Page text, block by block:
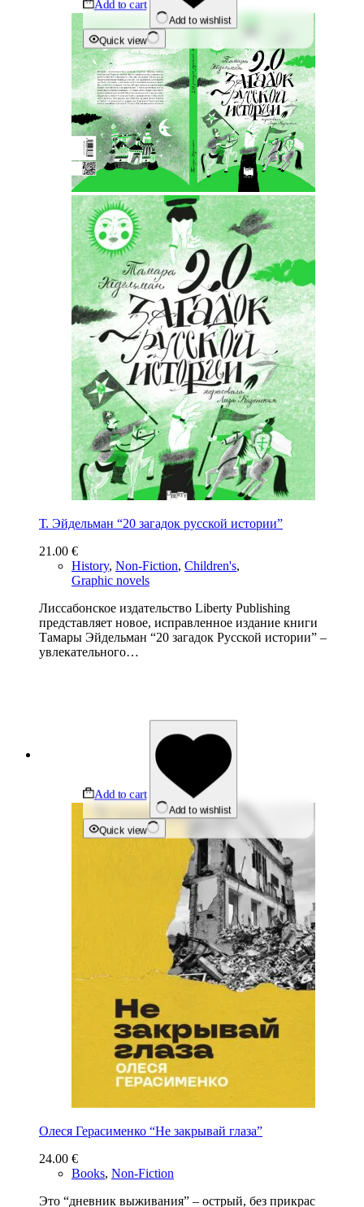
Add to cart
Add to wishlist
Quick view
Т. Эйдельман “20 загадок русской истории”
21.00 €
History, Non-Fiction, Children's,
Graphic novels
Лиссабонское издательство Liberty Publishing
представляет новое, исправленное издание книги
Тамары Эйдельман “20 загадок Русской истории” –
увлекательного…
Add to cart
Add to wishlist
Quick view
Олеся Герасименко “Не закрывай глаза”
24.00 €
Books, Non-Fiction
Это “дневник выживания” – острый, без прикрас